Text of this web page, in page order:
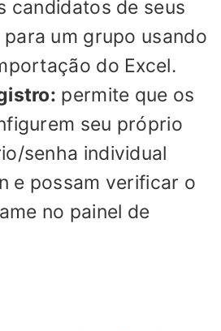
candidatos de seus
um grupo usando
do Excel.
permite que os
seu próprio
senha individual
e possam verificar o
no painel de